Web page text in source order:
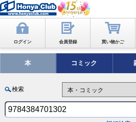
ログイン 会員登録 買い物かご
本 コミック
検索